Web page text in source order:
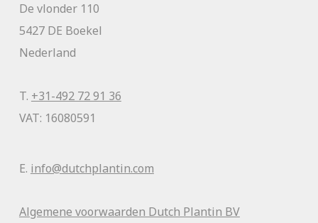
De vlonder 110
5427 DE Boekel
Nederland
T. +31-492 72 91 36
VAT: 16080591
E. info@dutchplantin.com
Algemene voorwaarden Dutch Plantin BV